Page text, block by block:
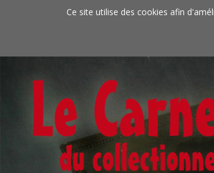
Ce site utilise des cookies afin